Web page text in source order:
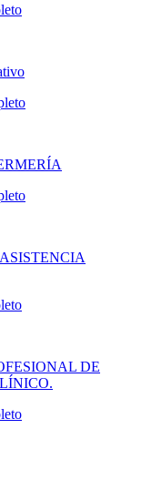
DE